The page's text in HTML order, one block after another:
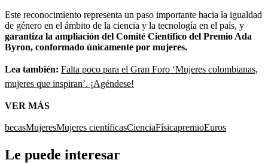
Este reconocimiento representa un paso importante hacia la igualdad
de género en el ámbito de la ciencia y la tecnología en el país, y
garantiza la ampliación del Comité Científico del Premio Ada
Byron, conformado únicamente por mujeres.
Lea también: Falta poco para el Gran Foro ‘Mujeres colombianas,
mujeres que inspiran’. ¡Agéndese!
VER MÁS
becasMujeresMujeres científicasCienciaFísicapremioEuros
Le puede interesar